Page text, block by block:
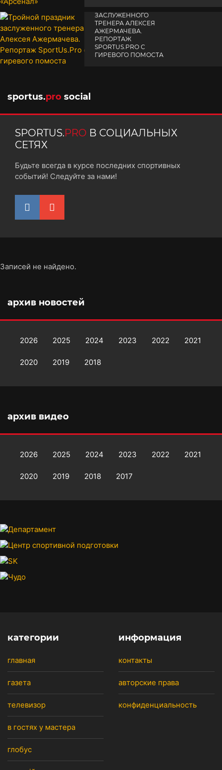
ЗАСЛУЖЕННОГО
ТРЕНЕРА АЛЕКСЕЯ
АЖЕРМАЧЕВА.
РЕПОРТАЖ
SPORTUS.PRO С
ГИРЕВОГО ПОМОСТА
sportus.pro social
SPORTUS.PRO В СОЦИАЛЬНЫХ
СЕТЯХ
Будьте всегда в курсе последних спортивных
событий! Следуйте за нами!
Записей не найдено.
архив новостей
2026 2025 2024 2023 2022 2021
2020 2019 2018
архив видео
2026 2025 2024 2023 2022 2021
2020 2019 2018 2017
категории
главная
газета
телевизор
в гостях у мастера
глобус
информация
контакты
авторские права
конфиденциальность